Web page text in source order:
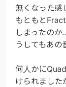
無くなった感
もともと
しまったの
うしてもあの
何人かに
けられました